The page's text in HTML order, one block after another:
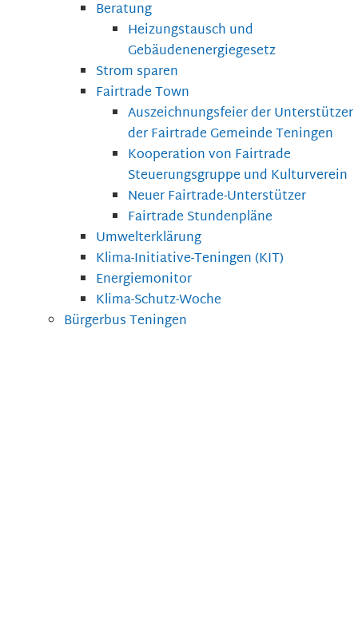
Beratung
Heizungstausch und
Gebäudenenergiegesetz
Strom sparen
Fairtrade Town
Auszeichnungsfeier der Unterstützer
der Fairtrade Gemeinde Teningen
Kooperation von Fairtrade
Steuerungsgruppe und Kulturverein
Neuer Fairtrade-Unterstützer
Fairtrade Stundenpläne
Umwelterklärung
Klima-Initiative-Teningen (KIT)
Energiemonitor
Klima-Schutz-Woche
Bürgerbus Teningen